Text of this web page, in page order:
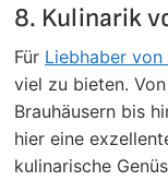
8. Kulinarik
Für Liebhaber von
viel zu bieten.
Brauhäusern bis
hier eine
kulinarische